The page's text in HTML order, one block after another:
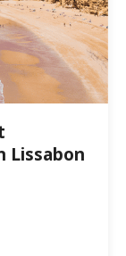
Lissabon